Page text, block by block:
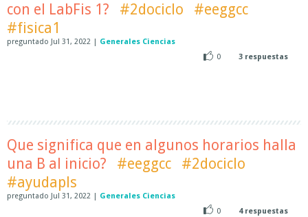
con el LabFis 1?
#2dociclo
#eeggcc
#fisica1
preguntado Jul 31, 2022 | Generales Ciencias
0
3 respuestas
Que significa que en algunos horarios halla
una B al inicio?
#eeggcc
#2dociclo
#ayudapls
preguntado Jul 31, 2022 | Generales Ciencias
0
4respuestas